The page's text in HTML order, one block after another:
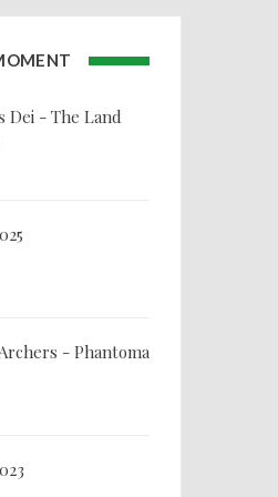
Dei - The Land
- Phantoma